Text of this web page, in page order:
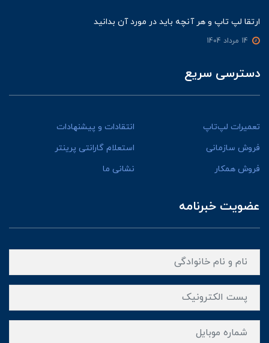
ارتقا لپ تاپ و هر آنچه باید در مورد آن بدانید
دسترسی سریع
تعمیرات لپ‌تاپ
انتقادات و پیشنهادات
فروش سازمانی
استعلام گارانتی پرینتر
فروش همکار
نشانی ما
عضویت خبرنامه